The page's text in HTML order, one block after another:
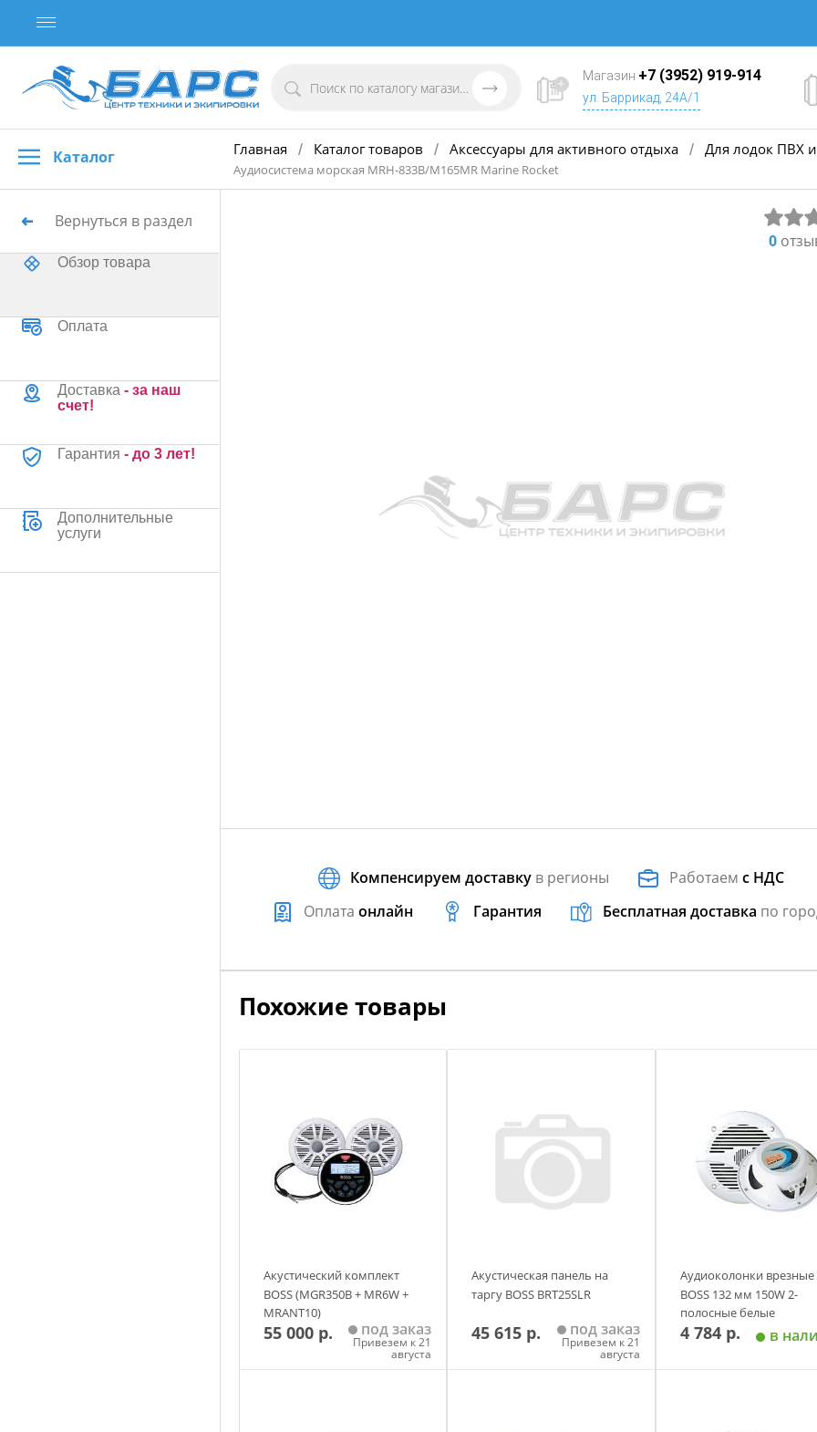
Магазин +7 (3952) 919-914
ул. Баррикад, 24А/1
Каталог Главная / Каталог товаров / Аксессуары для активного отдыха / Для лодок ПВХ
Аудиосистема морская MRH-833B/M165MR Marine Rocket
Вернуться в раздел
Обзор товара
Оплата
Доставка - за наш
счет!
Гарантия - до 3 лет!
Дополнительные
услуги
0
Компенсируем доставку в регионы Работаемс НДС
Оплата онлайн Гарантия Бесплатная доставка по
Похожие товары
Акустический комплект
BOSS (MGR350B + MR6W +
MRANT10)
55 000 р. под заказ
Привезем к 21
августа
Акустическая панель на
таргу BOSS BRT25SLR
45 615 р. под заказ
Привезем к 21
августа
Аудиоколонки врезные
BOSS 132 мм 150W 2-
полосные белые
4 784 р. в